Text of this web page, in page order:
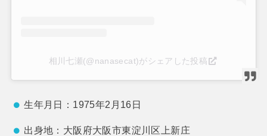
相川七瀬(@nanasecat)がシェアした投稿
生年月日：1975年2月16日
出身地：大阪府大阪市東淀川区上新庄